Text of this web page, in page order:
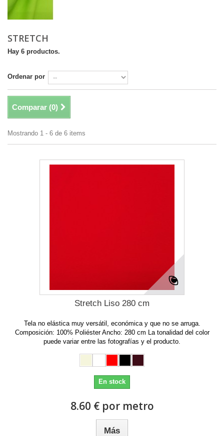
STRETCH
Hay 6 productos.
Ordenar por
Comparar (0)
Mostrando 1 - 6 de 6 items
Stretch Liso 280 cm
Tela no elástica muy versátil, económica y que no se arruga.
Composición: 100% Poliéster Ancho: 280 cm La tonalidad del color
puede variar entre las fotografías y el producto.
En stock
8.60 € por metro
Más